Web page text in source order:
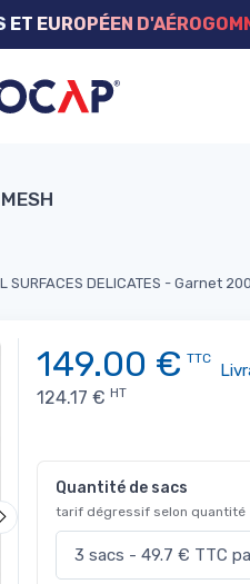
EUROPÉEN
DELICATES - Garnet
149.00 € TTC
124.17 € HT
Quantité de sacs
tarif dégressif selon quantité